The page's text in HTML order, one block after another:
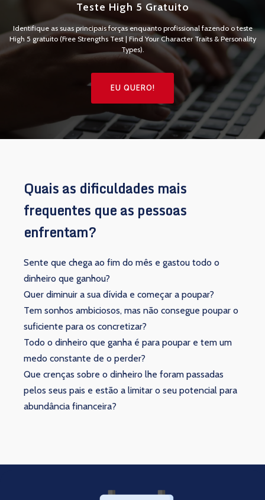
Teste High 5 Gratuito
Identifique as suas principais forças enquanto profissional fazendo o teste
High 5 gratuito (Free Strengths Test | Find Your Character Traits & Personality
Types).
EU QUERO!
Quais as dificuldades mais
frequentes que as pessoas
enfrentam?
Sente que chega ao fim do mês e gastou todo o
dinheiro que ganhou?
Quer diminuir a sua dívida e começar a poupar?
Tem sonhos ambiciosos, mas não consegue poupar o
suficiente para os concretizar?
Todo o dinheiro que ganha é para poupar e tem um
medo constante de o perder?
Que crenças sobre o dinheiro lhe foram passadas
pelos seus pais e estão a limitar o seu potencial para
abundância financeira?